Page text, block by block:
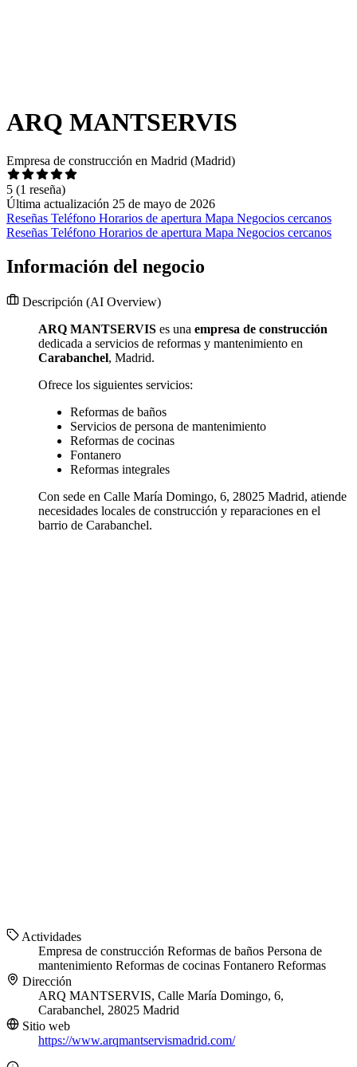
ARQ MANTSERVIS
Empresa de construcción en Madrid (Madrid)
5 (1 reseña)
Última actualización 25 de mayo de 2026
Reseñas Teléfono Horarios de apertura Mapa Negocios cercanos
Reseñas Teléfono Horarios de apertura Mapa Negocios cercanos
Información del negocio
Descripción (AI Overview)
ARQ MANTSERVIS es una empresa de construcción
dedicada a servicios de reformas y mantenimiento en
Carabanchel, Madrid.
Ofrece los siguientes servicios:
Reformas de baños
Servicios de persona de mantenimiento
Reformas de cocinas
Fontanero
Reformas integrales
Con sede en Calle María Domingo, 6, 28025 Madrid, atiende
necesidades locales de construcción y reparaciones en el
barrio de Carabanchel.
Actividades
Empresa de construcción Reformas de baños Persona de
mantenimiento Reformas de cocinas Fontanero Reformas
Dirección
ARQ MANTSERVIS, Calle María Domingo, 6,
Carabanchel, 28025 Madrid
Sitio web
https://www.arqmantservismadrid.com/